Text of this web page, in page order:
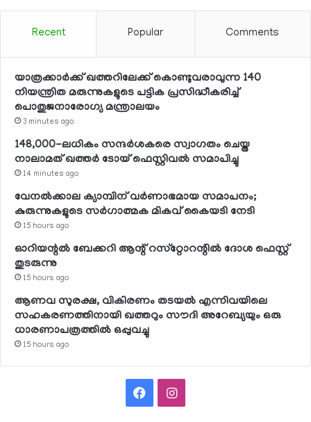
Recent Popular Comments
യാത്രക്കാര്‍ക്ക് ഖത്തറിലേക്ക് കൊണ്ടുവരാവുന്ന 140
നിയന്ത്രിത മരുന്നുകളുടെ പട്ടിക പ്രസിദ്ധീകരിച്ച്
പൊതുജനാരോഗ്യ മന്ത്രാലയം
3 minutes ago
148,000-ലധികം സന്ദര്‍ശകരെ സ്വാഗതം ചെയ്ത
നാലാമത് ഖത്തര്‍ ടോയ് ഫെസ്റ്റിവല്‍ സമാപിച്ചു
14 minutes ago
വേനല്‍ക്കാല ക്യാമ്പിന് വര്‍ണാഭമായ സമാപനം;
കുരുന്നുകളുടെ സര്‍ഗാത്മക മികവ് കൈയടി നേടി
15 hours ago
ഓറിയന്റല്‍ ബേക്കറി ആന്റ് റസ്‌റ്റോറന്റില്‍ ദോശ ഫെസ്റ്റ്
തുടരുന്നു
15 hours ago
ആണവ സുരക്ഷ, വികിരണം തടയല്‍ എന്നിവയിലെ
സഹകരണത്തിനായി ഖത്തറും സൗദി അറേബ്യയും ഒരു
ധാരണാപത്രത്തില്‍ ഒപ്പുവച്ചു
15 hours ago
FacebookInstagram